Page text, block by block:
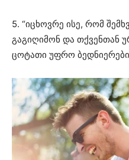
5. “იცხოვრე ისე, რომ
გაგიღიმონ და თქვენთან
ცოტათი უფრო